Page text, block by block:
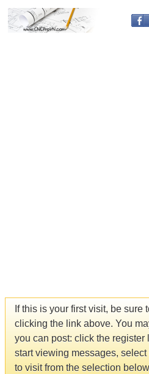
If this is your first visit, be sure
clicking the link above. You
you can post: click the register
start viewing messages,
to visit from the selection